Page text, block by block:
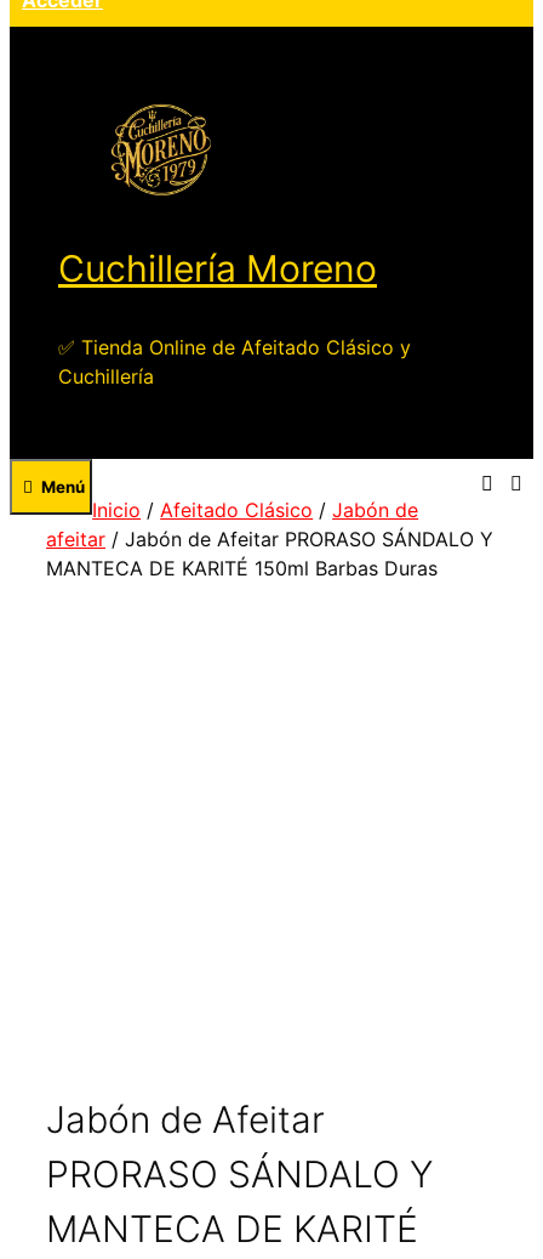
Cuchillería Moreno
✅ Tienda Online de Afeitado Clásico y
Cuchillería
Menú
Inicio /Afeitado Clásico /Jabón de
afeitar / Jabón de Afeitar PRORASO SÁNDALO Y
MANTECA DE KARITÉ 150ml Barbas Duras
Jabón de Afeitar
PRORASO SÁNDALO Y
MANTECA DE KARITÉ